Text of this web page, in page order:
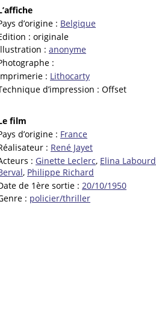
d’origine : Belgique
: originale
: anonyme
:
: Lithocarty
d’impression : Offset
film
d’origine : France
: René Jayet
: Ginette Leclerc, Elina
, Philippe Richard
de 1ère sortie : 20/10/1950
: policier/thriller